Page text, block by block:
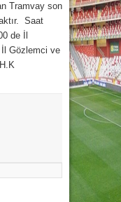
Tramvay son
Saat
de İl
İl Gözlemci ve